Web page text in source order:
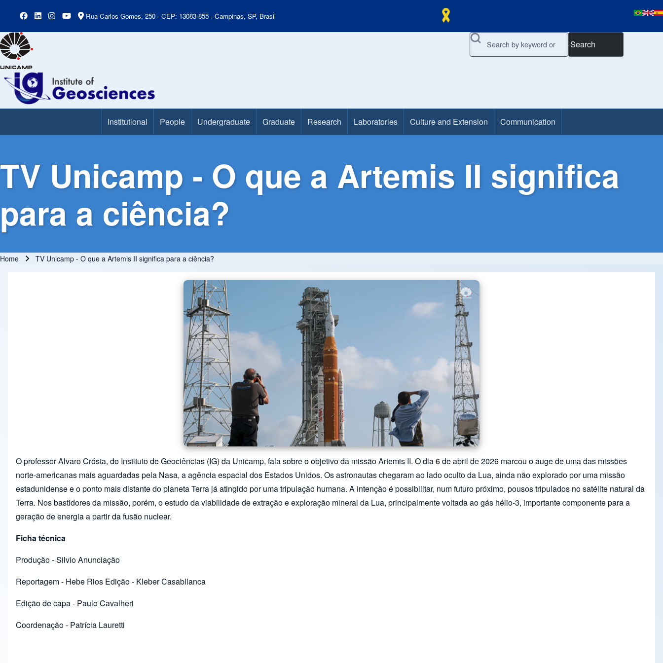
Rua Carlos Gomes, 250 - CEP: 13083-855 - Campinas, SP, Brasil
Search
Main Menu Institutional People Undergraduate Graduate Research Laboratories Culture and Extension Communication
TV Unicamp - O que a Artemis II significa
para a ciência?
Home TV Unicamp - O que a Artemis II significa para a ciência?
O professor Alvaro Crósta, do Instituto de Geociências (IG) da Unicamp, fala sobre o objetivo da missão Artemis II. O dia 6 de abril de 2026 marcou o auge de uma das missões
norte-americanas mais aguardadas pela Nasa, a agência espacial dos Estados Unidos. Os astronautas chegaram ao lado oculto da Lua, ainda não explorado por uma missão
estadunidense e o ponto mais distante do planeta Terra já atingido por uma tripulação humana. A intenção é possibilitar, num futuro próximo, pousos tripulados no satélite natural da
Terra. Nos bastidores da missão, porém, o estudo da viabilidade de extração e exploração mineral da Lua, principalmente voltada ao gás hélio-3, importante componente para a
geração de energia a partir da fusão nuclear.
Ficha técnica
Produção - Silvio Anunciação
Reportagem - Hebe Rios Edição - Kleber Casabllanca
Edição de capa - Paulo Cavalheri
Coordenação - Patrícia Lauretti